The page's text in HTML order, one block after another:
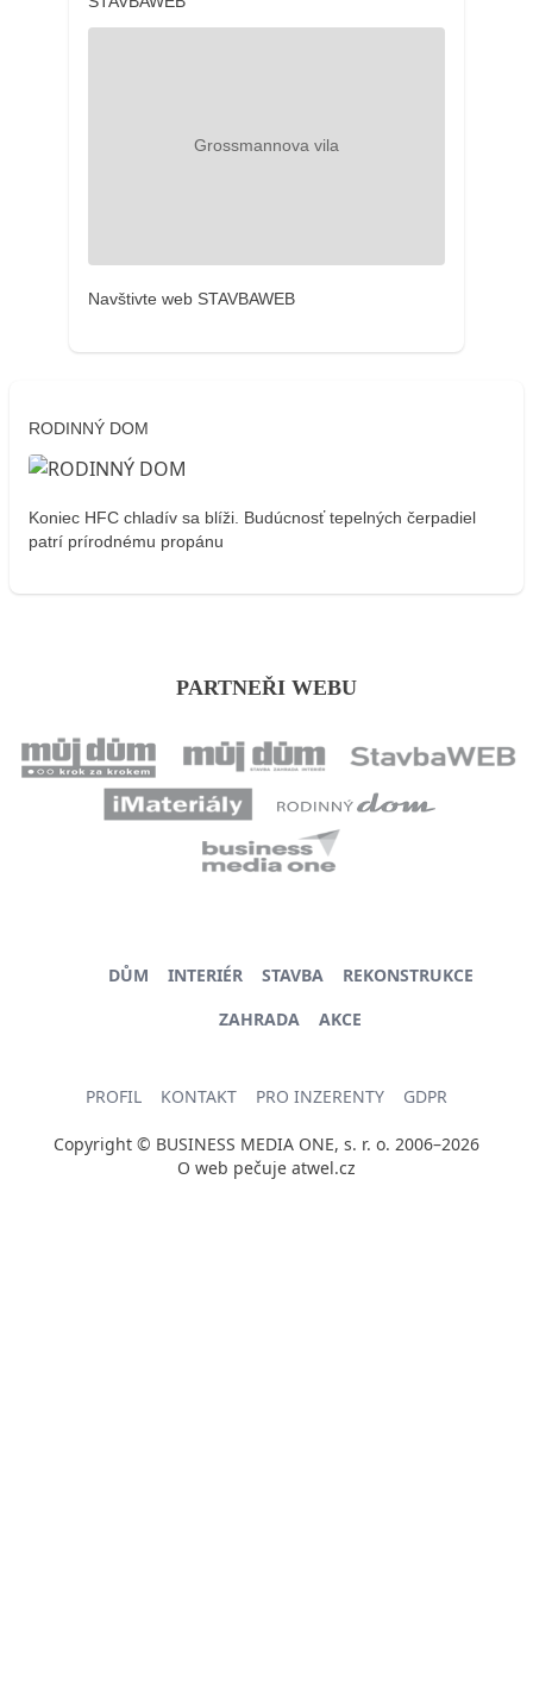
Navštivte web STAVBAWEB
RODINNÝ DOM
Koniec HFC chladív sa blíži. Budúcnosť tepelných čerpadiel
patrí prírodnému propánu
PARTNEŘI WEBU
DŮM INTERIÉR STAVBA
REKONSTRUKCE
ZAHRADA
AKCE
PROFIL KONTAKT PRO INZERENTY GDPR
Copyright © BUSINESS MEDIA ONE, s. r. o. 2006–2026